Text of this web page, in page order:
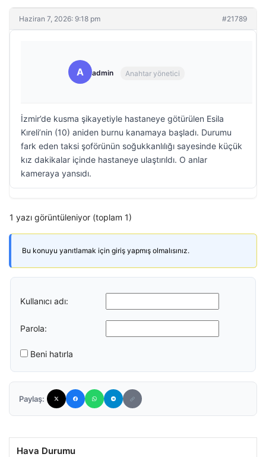
Haziran 7, 2026: 9:18 pm #21789
A admin Anahtar yönetici
İzmir’de kusma şikayetiyle hastaneye götürülen Esila
Kıreli’nin (10) aniden burnu kanamaya başladı. Durumu
fark eden taksi şoförünün soğukkanlılığı sayesinde küçük
kız dakikalar içinde hastaneye ulaştırıldı. O anlar
kameraya yansıdı.
1 yazı görüntüleniyor (toplam 1)
Bu konuyu yanıtlamak için giriş yapmış olmalısınız.
Kullanıcı adı:
Parola:
Beni hatırla
Paylaş:
Hava Durumu